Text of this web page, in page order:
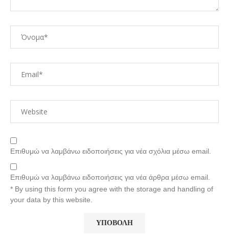
Επιθυμώ να λαμβάνω ειδοποιήσεις για νέα σχόλια μέσω email.
Επιθυμώ να λαμβάνω ειδοποιήσεις για νέα άρθρα μέσω email.
* By using this form you agree with the storage and handling of
your data by this website.